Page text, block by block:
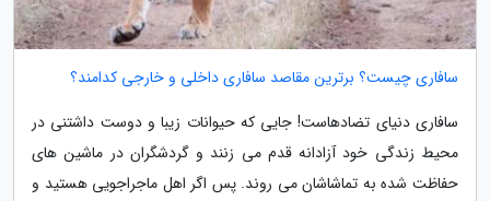
سافاری چیست؟ برترین مقاصد سافاری داخلی و خارجی کدامند؟
سافاری دنیای تضادهاست! جایی که حیوانات زیبا و دوست داشتنی در
محیط زندگی خود آزادانه قدم می زنند و گردشگران در ماشین های
حفاظت شده به تماشاشان می روند. پس اگر اهل ماجراجویی هستید و